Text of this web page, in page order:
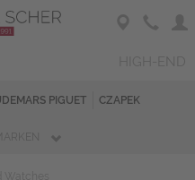
PIGUET CZAPEK